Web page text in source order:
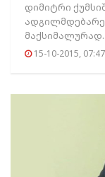
დიმიტრი
15-10-2015, 07:47